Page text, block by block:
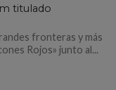
titulado
fronteras y más
Rojos» junto al...